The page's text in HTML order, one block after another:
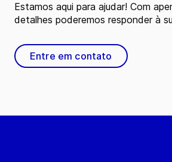
Estamos aqui para ajudar! Com
detalhes poderemos responder à
Entre em contato